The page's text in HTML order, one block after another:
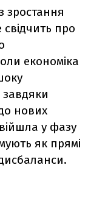
зростання
свідчить про
економіка
нових
у фазу
як прямі